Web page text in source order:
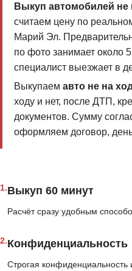
Выкуп автомобилей не
считаем цену по
Марий Эл.
по фото занимает около
специалист выезжает в
Выкупаем авто не на
ходу и нет, после ДТП,
документов. Сумму
оформляем договор,
1.Выкуп 60 минут
Расчёт сразу удобным
2.Конфиденциальность
Строгая конфиденциальность